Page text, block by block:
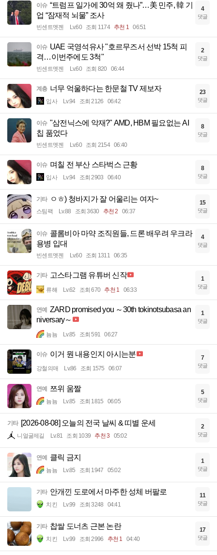
이슈 “트럼프 일가에 30억 왜 줬나”…美 민주, 韓 기
업 “잠재적 뇌물” 조사
빈센트멧젠 Lv.60 조회 1174 추천 1 06:51
4
댓글
이슈 UAE 국영석유사 "호르무즈서 선박 15척 피
격…이번주에도 3척"
빈센트멧젠 Lv.60 조회 820 06:44
2
댓글
계층 너무 억울하다는 한문철 TV 제보자
입사 Lv.94 조회 2126 06:42
23
댓글
이슈 "삼전닉스에 악재?" AMD, HBM 필요없는 AI
칩 품었다
빈센트멧젠 Lv.60 조회 2154 06:40
8
댓글
이슈 며칠 전 부산 스타벅스 근황
입사 Lv.94 조회 2903 06:40
8
댓글
기타 ㅇㅎ) 청바지가 잘 어울리는 여자~
스팀팩 Lv.88 조회 3630 추천 2 06:37
15
댓글
이슈 콜롬비아 마약 조직원들, 드론 배우려 우크라
용병 입대
빈센트멧젠 Lv.60 조회 1311 06:35
4
댓글
기타 고스타그램 유튜버 신작
류햬 Lv.62 조회 670 추천 1 06:33
1
댓글
연예 ZARD promised you ～30th tokinotsubasa an
niversary～
뇸뇸 Lv.85 조회 591 06:27
1
댓글
이슈 이거 뭔 내용인지 아시는분
강철의매 Lv.86 조회 1575 06:07
7
댓글
연예 쯔위 움짤
뇸뇸 Lv.85 조회 1815 06:05
5
댓글
기타 [2026-08-08] 오늘의 전국 날씨 & 띠별 운세
니얼굴제길 Lv.81 조회 1039 추천 3 05:02
2
댓글
연예 클릭 금지
뇸뇸 Lv.85 조회 1947 05:02
1
댓글
기타 안개낀 도로에서 마주한 성체 버팔로
치킨 Lv.99 조회 3248 04:41
11
댓글
기타 찹쌀 도너츠 근본 논란
치킨 Lv.99 조회 2996 추천 1 04:40
17
댓글